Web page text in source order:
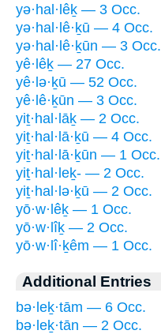
yə·hal·lêḵ — 3 Occ.
yə·hal·lê·ḵū — 4 Occ.
yə·hal·lê·ḵūn — 3 Occ.
yê·lêḵ — 27 Occ.
yê·lə·ḵū — 52 Occ.
yê·lê·ḵūn — 3 Occ.
yiṯ·hal·lāḵ — 2 Occ.
yiṯ·hal·lā·ḵū — 4 Occ.
yiṯ·hal·lā·ḵūn — 1 Occ.
yiṯ·hal·leḵ- — 2 Occ.
yiṯ·hal·lə·ḵū — 2 Occ.
yō·w·lêḵ — 1 Occ.
yō·w·lîḵ — 2 Occ.
yō·w·lî·ḵêm — 1 Occ.
Additional Entries
bə·leḵ·tām — 6 Occ.
bə·leḵ·tān — 2 Occ.